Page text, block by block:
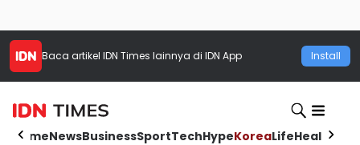
Baca artikel IDN Times lainnya di IDN App Install
HomeNewsBusinessSportTechHypeKoreaLifeHealth